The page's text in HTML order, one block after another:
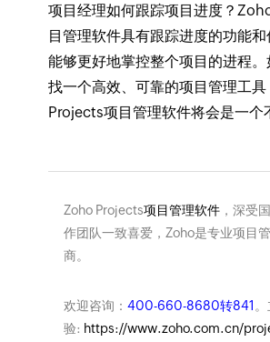
项目经理如何跟踪项目进度？
目管理软件具有跟踪进度的功能
能够更好地掌控整个项目的进程
找一个高效、可靠的项目管理工
Projects项目管理软件将会是一个
Zoho Projects项目管理软件，深受
作团队一致喜爱，Zoho是专业项目
商。
欢迎咨询： 400-660-8680转841
验: https://www.zoho.com.cn/